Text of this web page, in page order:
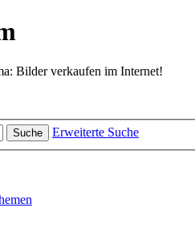
Bilder verkaufen im Internet!
Suche Erweiterte Suche